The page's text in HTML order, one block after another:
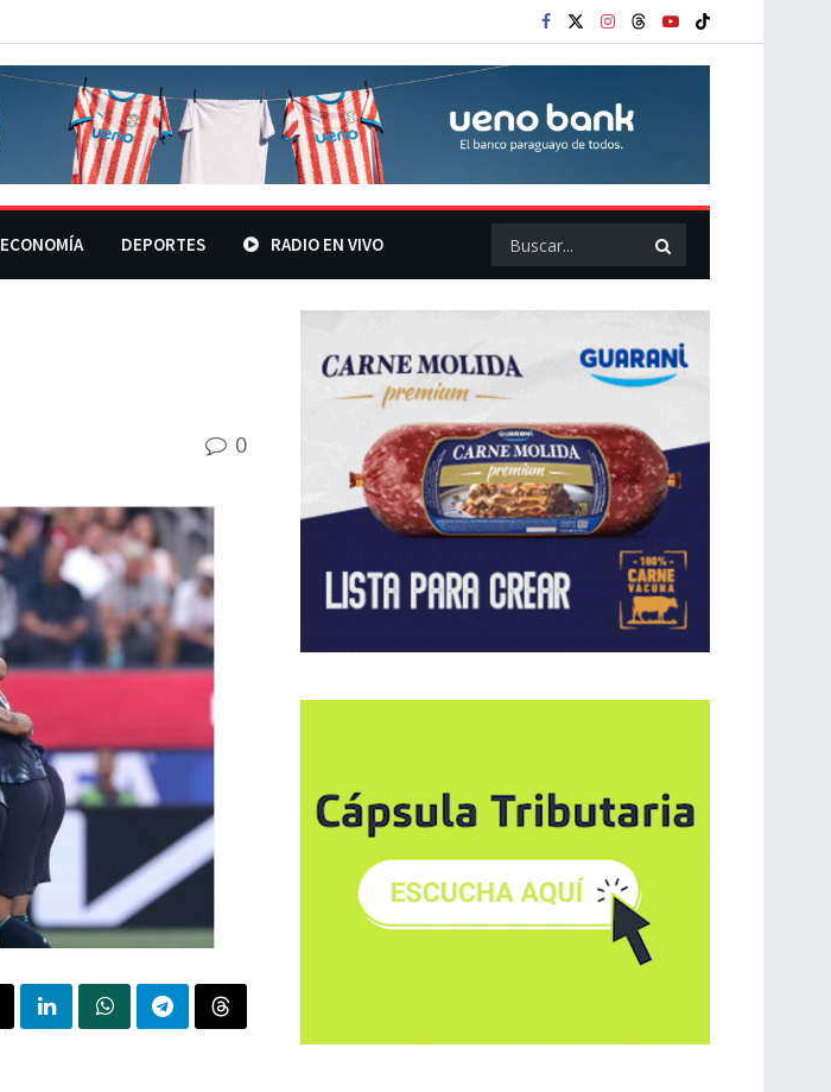
ECONOMÍA DEPORTES RADIO EN VIVO
0